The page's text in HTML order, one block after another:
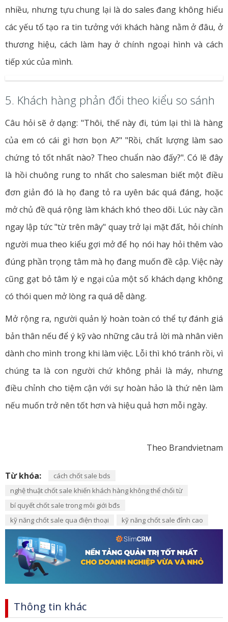
nhiều, nhưng tựu chung lại là do sales đang không hiểu
các yếu tố tạo ra tin tưởng với khách hàng nằm ở đâu, ở
thương hiệu, cách làm hay ở chính ngoại hình và cách
tiếp xúc của mình.
5. Khách hàng phản đối theo kiểu so sánh
Câu hỏi sẽ ở dạng: "Thôi, thế này đi, túm lại thì là hàng
của em có cái gì hơn bọn A?" "Rồi, chất lượng làm sao
chứng tỏ tốt nhất nào? Theo chuẩn nào đấy?". Có lẽ đây
là hồi chuông rung to nhất cho salesman biết một điều
đơn giản đó là họ đang tỏ ra uyên bác quá đáng, hoặc
mở chủ đề quá rộng làm khách khó theo dõi. Lúc này cần
ngay lập tức "từ trên mây" quay trở lại mặt đất, hỏi chính
người mua theo kiểu gợi mở để họ nói hay hỏi thêm vào
đúng phần trọng tâm mà họ đang muốn đề cập. Việc này
cũng gạt bỏ tâm lý e ngại của một số khách dạng không
có thói quen mở lòng ra quá dễ dàng.
Mở rộng ra, người quản lý hoàn toàn có thể tự đánh giá
bản thân nếu để ý kỹ vào những câu trả lời mà nhân viên
dành cho mình trong khi làm việc. Lỗi thì khó tránh rồi, vì
chúng ta là con người chứ không phải là máy, nhưng
điều chỉnh cho tiệm cận với sự hoàn hảo là thứ nên làm
nếu muốn trở nên tốt hơn và hiệu quả hơn mỗi ngày.
Theo Brandvietnam
Từ khóa:
cách chốt sale bds
nghệ thuật chốt sale khiến khách hàng không thể chối từ
bí quyết chốt sale trong môi giới bđs
kỹ năng chốt sale qua điện thoại
kỹ năng chốt sale đỉnh cao
Thông tin khác